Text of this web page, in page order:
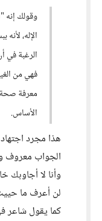
وقولك إنه
الإله،
الرغبة في
فهي من
معرفة
الأساس.
هذا مجرد
الجواب معروف
وأنا لا أجاوبك
لن أعرف ما
كما يقول